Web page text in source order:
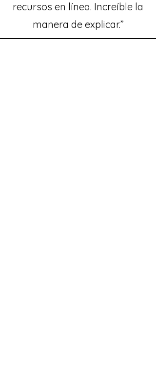
recursos en línea. Increíble la
manera de explicar.”